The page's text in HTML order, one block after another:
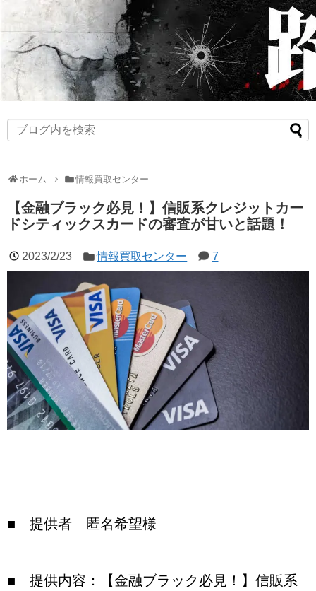
ホーム 情報買取センター
【金融ブラック必見！】信販系クレジットカー
ドシティックスカードの審査が甘いと話題！
2023/2/23 情報買取センター 7
■ 提供者 匿名希望様
■ 提供内容：【金融ブラック必見！】信販系